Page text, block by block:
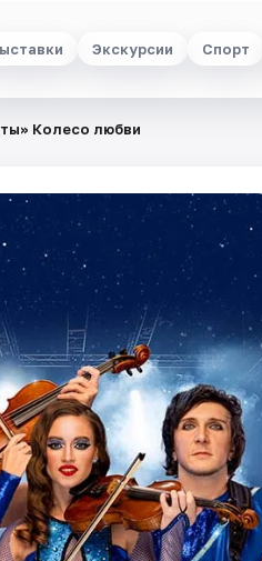
Экскурсии Спорт
Колесо любви